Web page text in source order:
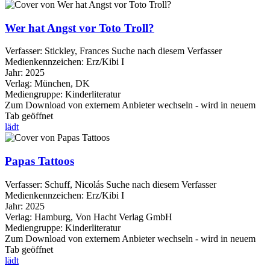
Wer hat Angst vor Toto Troll?
Verfasser: Stickley, Frances Suche nach diesem Verfasser
Medienkennzeichen: Erz/Kibi I
Jahr: 2025
Verlag: München, DK
Mediengruppe: Kinderliteratur
Zum Download von externem Anbieter wechseln - wird in neuem
Tab geöffnet
lädt
Papas Tattoos
Verfasser: Schuff, Nicolás Suche nach diesem Verfasser
Medienkennzeichen: Erz/Kibi I
Jahr: 2025
Verlag: Hamburg, Von Hacht Verlag GmbH
Mediengruppe: Kinderliteratur
Zum Download von externem Anbieter wechseln - wird in neuem
Tab geöffnet
lädt